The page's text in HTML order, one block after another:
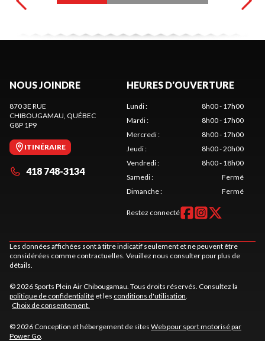
NOUS JOINDRE
870 3E RUE
CHIBOUGAMAU , QUÉBEC
G8P 1P9
ITINÉRAIRE
418 748-3134
HEURES D'OUVERTURE
Lundi:
8h00 - 17h00
Mardi:
8h00 - 17h00
Mercredi:
8h00 - 17h00
Jeudi:
8h00 - 20h00
Vendredi:
8h00 - 18h00
Samedi:
Fermé
Dimanche: Fermé
Restez connecté
Les données affichées sont à titre indicatif seulement et ne peuvent être
considérées comme contractuelles. Veuillez nous consulter pour plus de
détails.
© 2026 Sports Plein Air Chibougamau. Tous droits réservés. Consultez la
politique de confidentialité et les conditions d'utilisation
Choix de consentement.
© 2026 Conception et hébergement de sites Web pour sport motorisé par
Power Go